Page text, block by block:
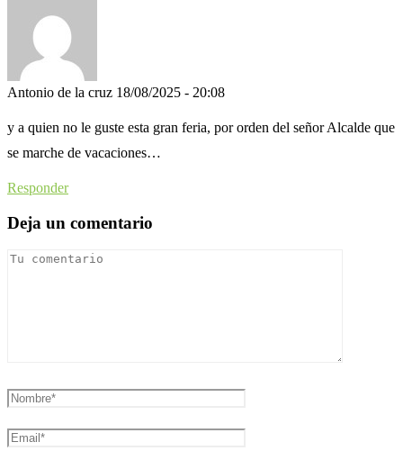
Antonio de la cruz 18/08/2025 - 20:08
y a quien no le guste esta gran feria, por orden del señor Alcalde que
se marche de vacaciones…
Responder
Deja un comentario